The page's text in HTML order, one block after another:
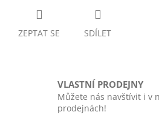
ZEPTAT SE SDÍLET
VLASTNÍ PRODEJNY
Můžete nás navštívit i v
prodejnách!